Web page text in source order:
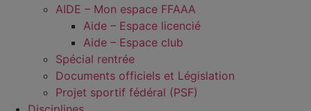
AIDE – Mon espace FFAAA
Aide – Espace licencié
Aide – Espace club
Spécial rentrée
Documents officiels et Législation
Projet sportif fédéral (PSF)